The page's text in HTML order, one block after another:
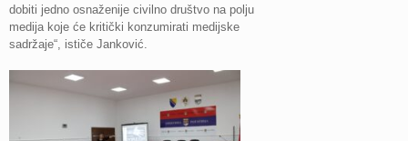
dobiti jedno osnaženije civilno društvo na polju
medija koje će kritički konzumirati medijske
sadržaje“, ističe Janković.